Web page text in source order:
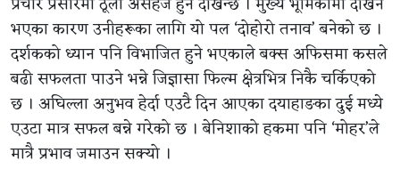
भएका कारण उनीहरूका लागि यो पल ‘दोहोरो तनाव’ बनेको छ ।
दर्शकको ध्यान पनि विभाजित हुने भएकाले बक्स अफिसमा कसले
बढी सफलता पाउने भन्ने जिज्ञासा फिल्म क्षेत्रभित्र निकै चर्किएको
छ । अघिल्ला अनुभव हेर्दा एउटै दिन आएका दयाहाङका दुई मध्ये
एउटा मात्र सफल बन्ने गरेको छ । बेनिशाको हकमा पनि ‘मोहर’ले
मात्रै प्रभाव जमाउन सक्यो ।